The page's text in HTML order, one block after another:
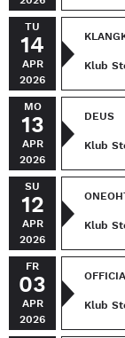
TU
14
APR
2026
Klub
MO
13
APR
2026
DEUS
Klub
SU
12
APR
2026
Klub
FR
03
APR
2026
Klub